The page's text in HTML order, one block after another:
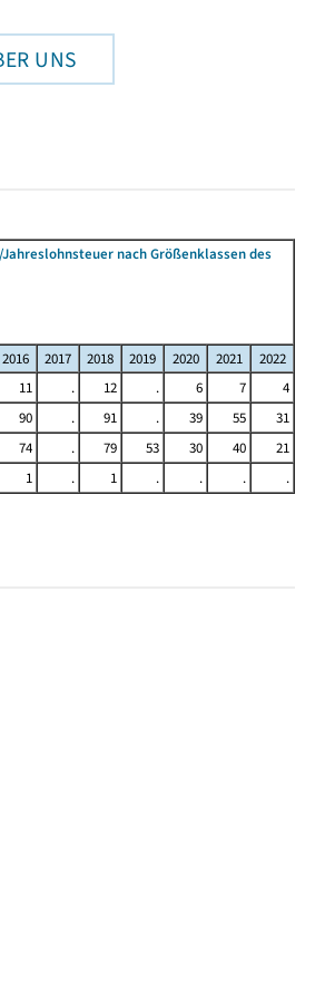
UNS
nach Größenklassen des
2016 2017 2018 2019 2020 2021
2022
11 . 12 . 6 7
4
90 . 91 . 39 55
31
74 . 79 53 30 40
21
1 . 1 . . . .